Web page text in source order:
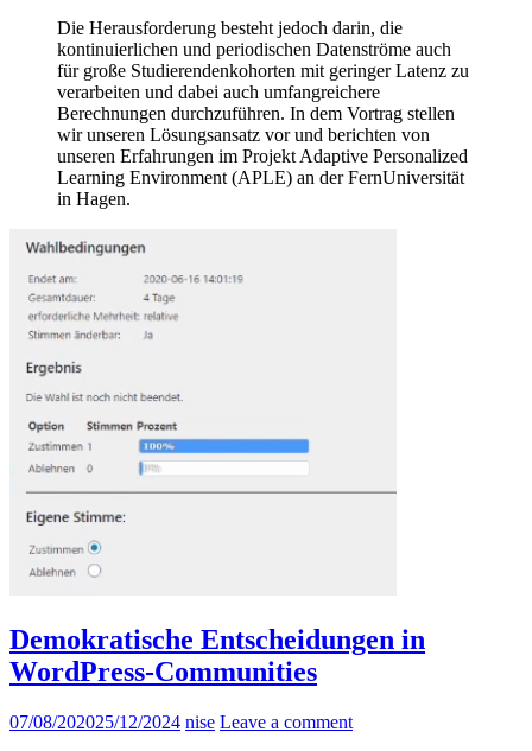
Die Herausforderung besteht jedoch darin, die
kontinuierlichen und periodischen Datenströme auch
für große Studierendenkohorten mit geringer Latenz zu
verarbeiten und dabei auch umfangreichere
Berechnungen durchzuführen. In dem Vortrag stellen
wir unseren Lösungsansatz vor und berichten von
unseren Erfahrungen im Projekt Adaptive Personalized
Learning Environment (APLE) an der FernUniversität
in Hagen.
Demokratische Entscheidungen in
WordPress-Communities
07/08/202025/12/2024 nise Leave a comment